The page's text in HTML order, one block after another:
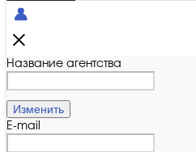
Название агентства
Изменить
E-mail